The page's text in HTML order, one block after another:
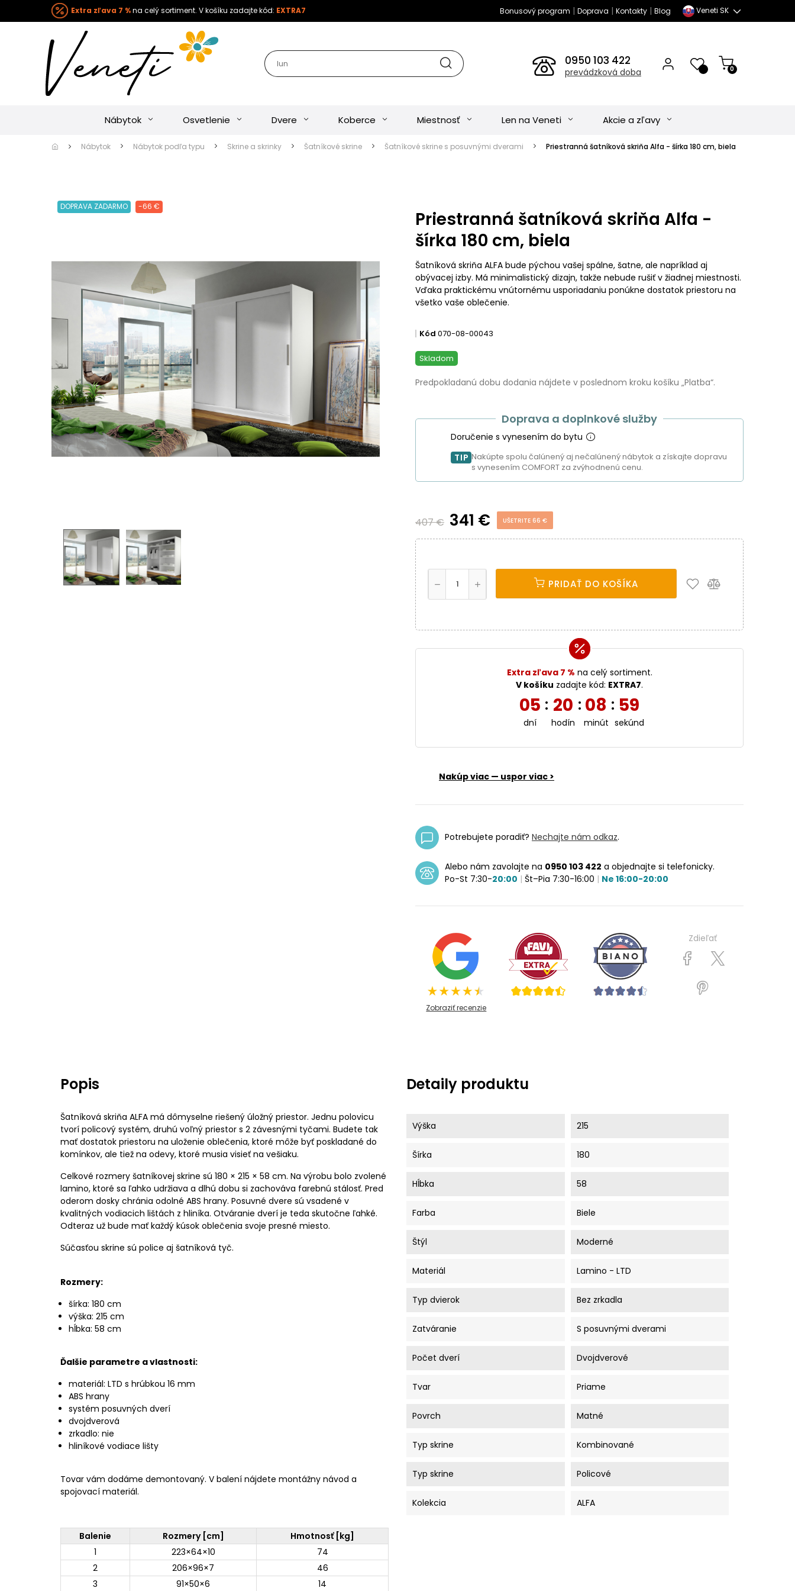
Extra zľava 7 %na celý sortiment. V košíku zadajte kód: EXTRA7 Bonusový program | Doprava | Kontakty| Blog Veneti SK
0950 103 422
prevádzková doba 0
Nábytok Osvetlenie Dvere Koberce Miestnosť Len na Veneti Akcie a zľavy
Nábytok Nábytok podľa typu Skrine a skrinky Šatníkové skrine Šatníkové skrine s posuvnými dverami Priestranná šatníková skriňa Alfa - šírka 180 cm, biela
DOPRAVA ZADARMO -66 €
Priestranná šatníková skriňa Alfa -
šírka 180 cm, biela
Šatníková skriňa ALFA bude pýchou vašej spálne, šatne, ale napríklad aj
obývacej izby. Má minimalistický dizajn, takže nebude rušiť v žiadnej miestnosti.
Vďaka praktickému vnútornému usporiadaniu ponúkne dostatok priestoru na
všetko vaše oblečenie.
Kód 070-08-00043
Skladom
Predpokladanú dobu dodania nájdete v poslednom kroku košíku „Platba“.
Doprava a doplnkové služby
Doručenie s vynesením do bytu
TIP Nakúpte spolu čalúnený aj nečalúnený nábytok a získajte dopravu
s vynesením COMFORT za zvýhodnenú cenu.
407 € 341 € UŠETRITE 66 €
PRIDAŤ DO KOŠÍKA
Extra zľava 7 % na celý sortiment.
V košíku zadajte kód: EXTRA7.
05
dní
: 20
hodín
: 08
minút
: 57
sekúnd
Nakúp viac — uspor viac >
Potrebujete poradiť? Nechajte nám odkaz.
Alebo nám zavolajte na 0950 103 422 a objednajte si telefonicky.
Po-St 7:30-20:00 | Št–Pia 7:30-16:00 | Ne 16:00-20:00
Zobraziť recenzie
Zdieľať
Popis
Šatníková skriňa ALFA má dômyselne riešený úložný priestor. Jednu polovicu
tvorí policový systém, druhú voľný priestor s 2 závesnými tyčami. Budete tak
mať dostatok priestoru na uloženie oblečenia, ktoré môže byť poskladané do
komínkov, ale tiež na odevy, ktoré musia visieť na vešiaku.
Celkové rozmery šatníkovej skrine sú 180 × 215 × 58 cm. Na výrobu bolo zvolené
lamino, ktoré sa ľahko udržiava a dlhú dobu si zachováva farebnú stálosť. Pred
oderom dosky chránia odolné ABS hrany. Posuvné dvere sú vsadené v
kvalitných vodiacich lištách z hliníka. Otváranie dverí je teda skutočne ľahké.
Odteraz už bude mať každý kúsok oblečenia svoje presné miesto.
Súčasťou skrine sú police aj šatníková tyč.
Rozmery:
šírka: 180 cm
výška: 215 cm
hĺbka: 58 cm
Ďalšie parametre a vlastnosti:
materiál: LTD s hrúbkou 16 mm
ABS hrany
systém posuvných dverí
dvojdverová
zrkadlo: nie
hliníkové vodiace lišty
Tovar vám dodáme demontovaný. V balení nájdete montážny návod a
spojovací materiál.
Balenie Rozmery [cm]
Hmotnosť [kg]
1
223×64×10
74
2
206×96×7
46
3
91×50×6 14
Detaily produktu
Výška 215
Šírka 180
Hĺbka 58
Farba Biele
Štýl Moderné
Materiál Lamino - LTD
Typ dvierok Bez zrkadla
Zatváranie S posuvnými dverami
Počet dverí Dvojdverové
Tvar Priame
Povrch Matné
Typ skrine Kombinované
Typ skrine Policové
Kolekcia ALFA